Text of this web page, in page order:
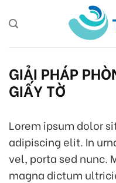
to
GIẢI PHÁP
GIẤY TỜ
Lorem ipsum dolor
adipiscing elit. In
vel, porta sed nunc.
magna dictum